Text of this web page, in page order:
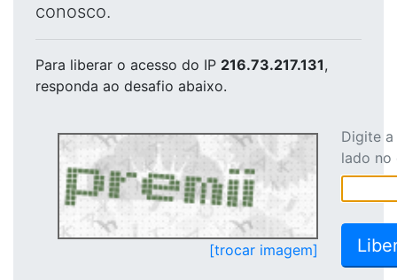
conosco.
Para liberar o acesso do IP 216.73.217.131,
responda ao desafio abaixo.
[trocar imagem]
Digite
lado no